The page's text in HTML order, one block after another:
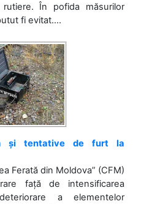
rutiere. În pofida măsurilor
fi evitat....
și tentative de furt la
Ferată din Moldova” (CFM)
față de intensificarea
a elementelor